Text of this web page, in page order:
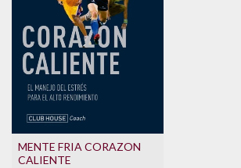
MENTE FRIA CORAZON
CALIENTE